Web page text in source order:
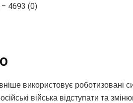
‒ 4693 (0)
використовує роботизовані
війська відступати та